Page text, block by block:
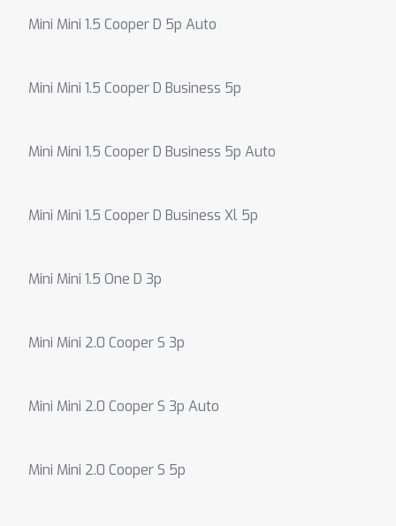
Mini Mini 1.5 Cooper D 5p Auto
Mini Mini 1.5 Cooper D Business 5p
Mini Mini 1.5 Cooper D Business 5p Auto
Mini Mini 1.5 Cooper D Business Xl 5p
Mini Mini 1.5 One D 3p
Mini Mini 2.0 Cooper S 3p
Mini Mini 2.0 Cooper S 3p Auto
Mini Mini 2.0 Cooper S 5p